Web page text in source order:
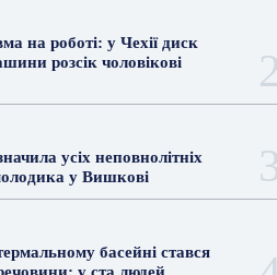
на роботі: у Чехії диск
розсік чоловікові
усіх неповнолітніх
у Вишкові
басейні стався